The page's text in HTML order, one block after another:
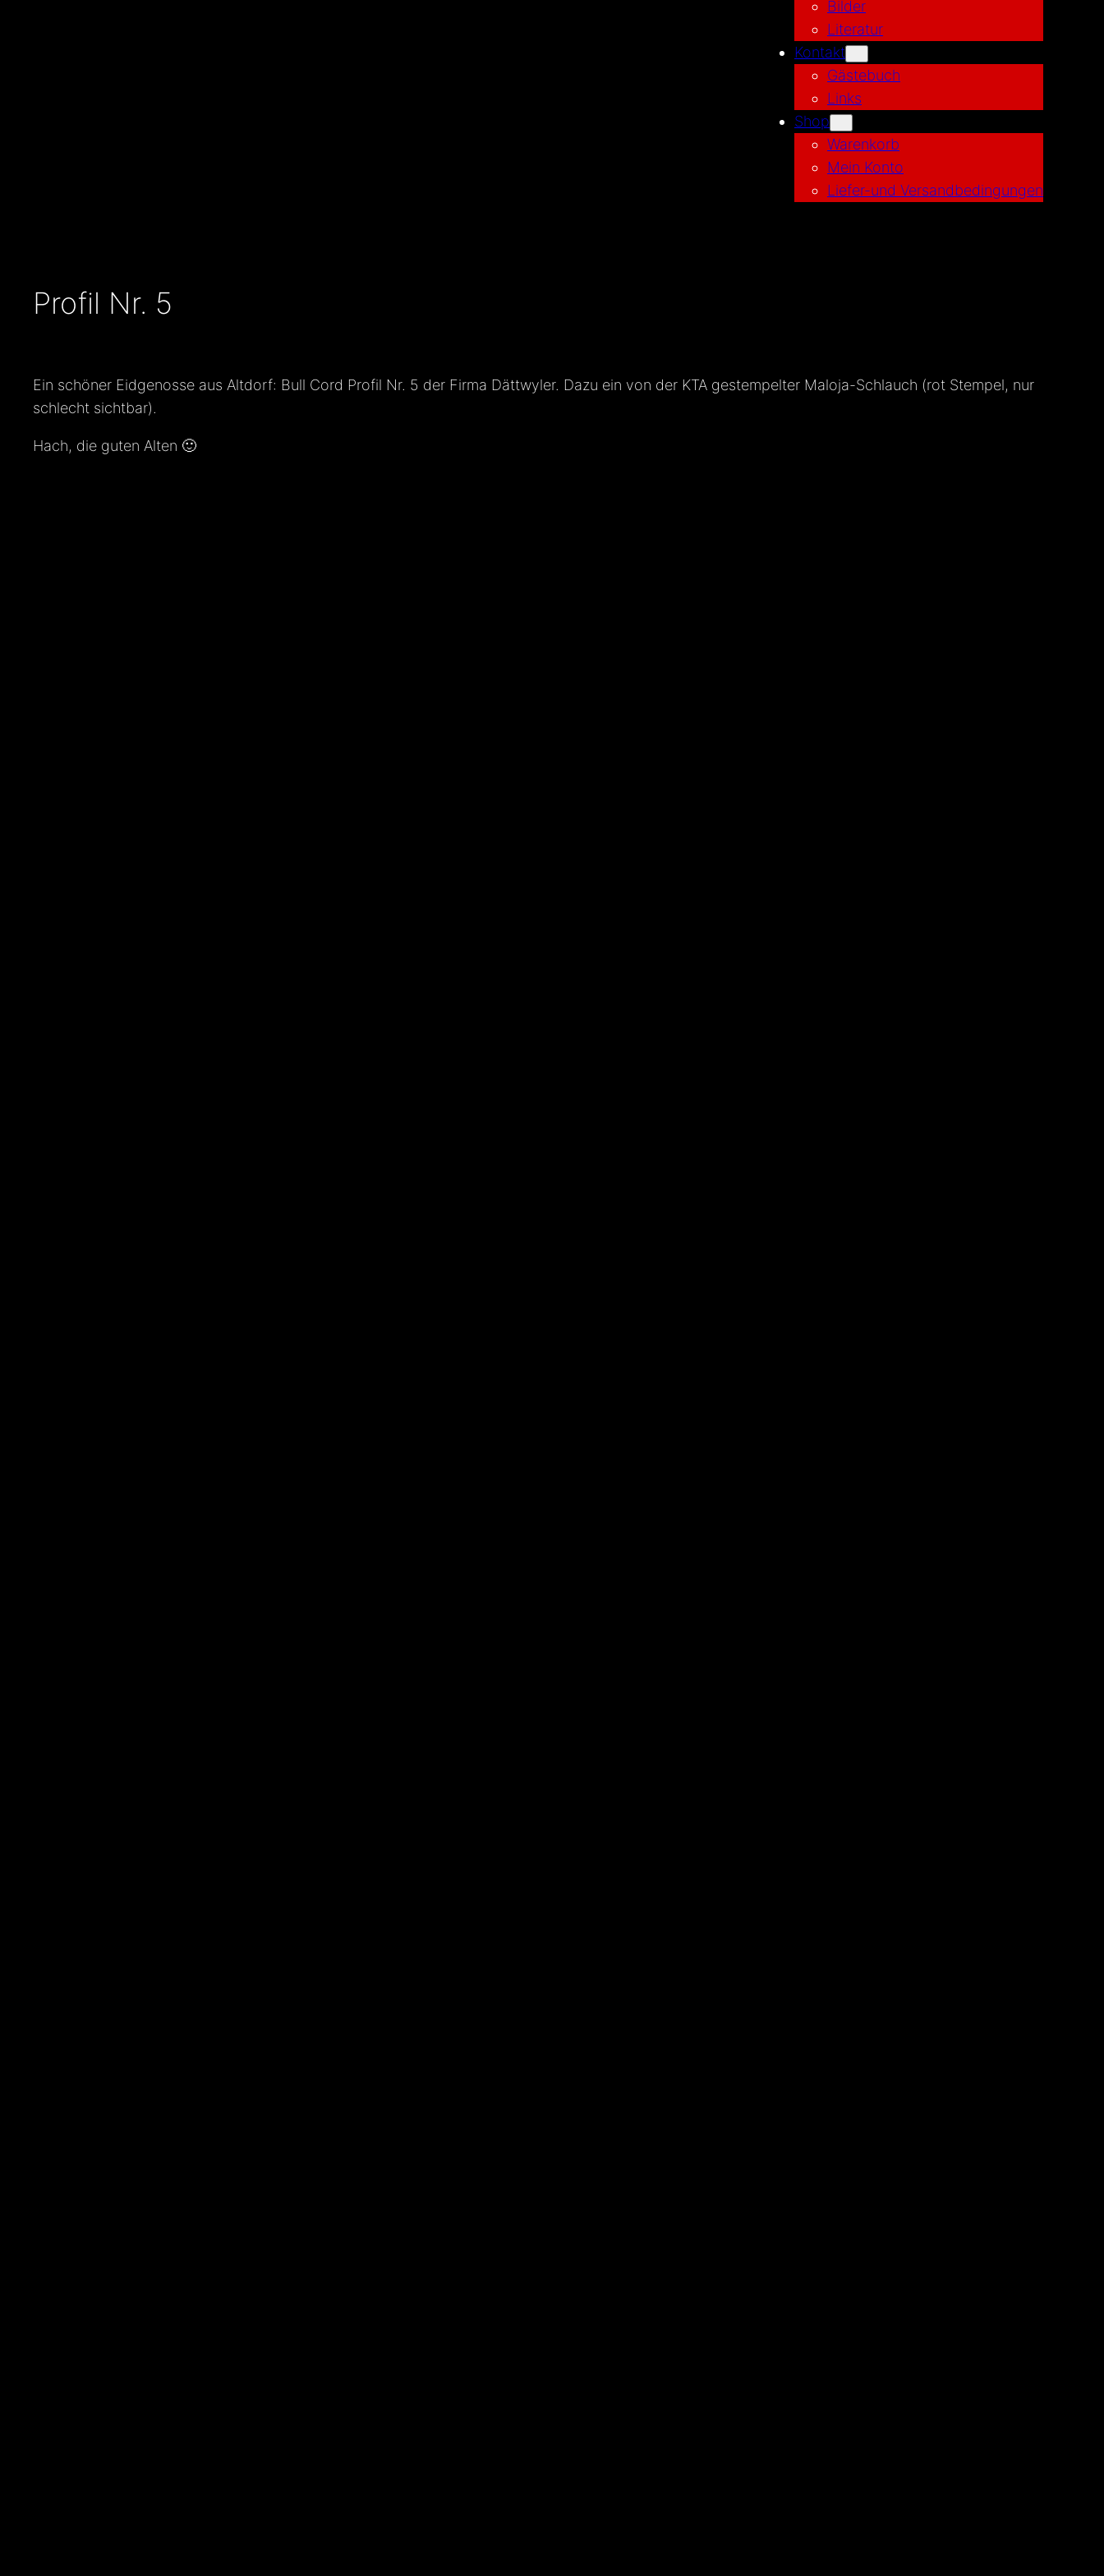
Bilder
Literatur
Kontakt
Gästebuch
Links
Shop
Warenkorb
Mein Konto
Liefer-und Versandbedingungen
Profil Nr. 5
Ein schöner Eidgenosse aus Altdorf: Bull Cord Profil Nr. 5 der Firma Dättwyler. Dazu ein von der KTA gestempelter Maloja-Schlauch (rot Stempel, nur
schlecht sichtbar).
Hach, die guten Alten 🙂